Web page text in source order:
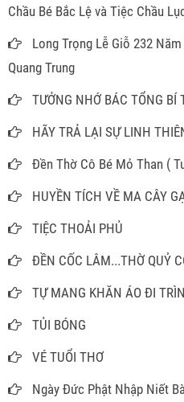
Chầu Bé Bắc Lệ và Tiệc Chầu
Long Trọng Lễ Giỗ 232
Quang Trung
TƯỞNG NHỚ BÁC TỔNG BÍ
HÃY TRẢ LẠI SỰ LINH
Đền Thờ Cô Bé Mỏ Than (
HUYỀN TÍCH VỀ MA CÂY
TIỆC THOẢI PHỦ
ĐỀN CỐC LÂM...THỜ QUỶ
TỰ MANG KHĂN ÁO ĐI
TỦI BÓNG
VÉ TUỔI THƠ
Ngày Đức Phật Nhập Niết